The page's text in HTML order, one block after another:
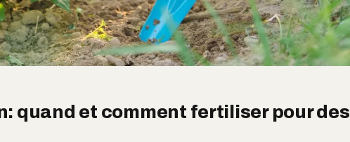
quand et comment fertiliser pour des